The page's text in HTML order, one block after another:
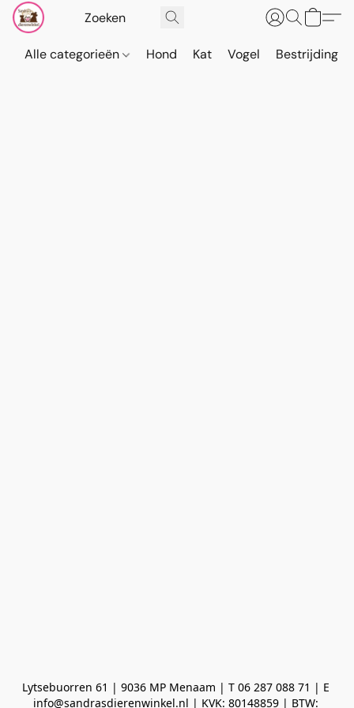
Alle categorieën Hond Kat Vogel Bestrijding
Lytsebuorren 61 | 9036 MP Menaam | T 06 287 088 71 | E
info@sandrasdierenwinkel.nl | KVK: 80148859 | BTW: